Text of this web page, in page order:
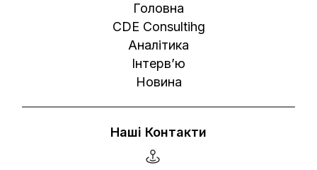
Головна
CDE Consultihg
Аналітика
Інтерв’ю
Новина
Наші Контакти